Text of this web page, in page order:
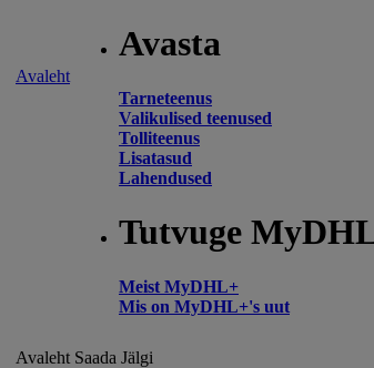
Avaleht
Avasta
Tarneteenus
Valikulised teenused
Tolliteenus
Lisatasud
Lahendused
Tutvuge
Meist MyDHL+
Mis on MyDHL+'s uut
Avaleht Saada Jälgi